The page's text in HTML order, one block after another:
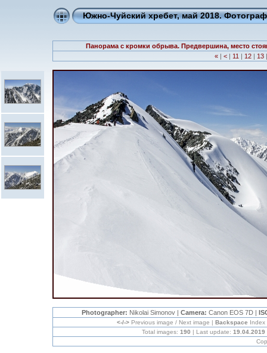
Южно-Чуйский хребет, май 2018.
Панорама с кромки обрыва. Предвершина, место
« | < | 11 | 12 | 13 |
Photographer: Nikolai Simonov | Camera: Canon EOS 7D |
<-/-> Previous image / Next image | Backspace
Total images: 190 | Last update: 19.04.2019